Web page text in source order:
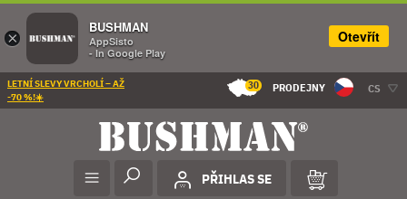
LETNÍ SLEVY VRCHOLÍ – AŽ
-70 %!☀️
30 PRODEJNY CS
PŘIHLAS SE
×
BUSHMAN
AppSisto
- In Google Play
Otevřít